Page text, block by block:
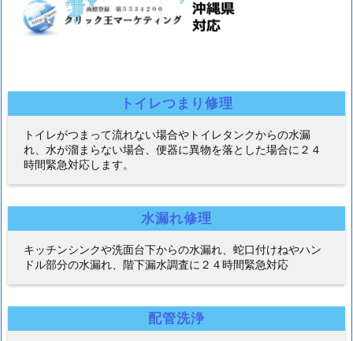
トイレつまり修理
トイレがつまって流れない場合やトイレタンクからの水漏
れ、水が溜まらない場合、便器に異物を落とした場合に２４
時間緊急対応します。
水漏れ修理
キッチンシンクや洗面台下からの水漏れ、蛇口付けねやハン
ドル部分の水漏れ、階下漏水調査に２４時間緊急対応
配管洗浄